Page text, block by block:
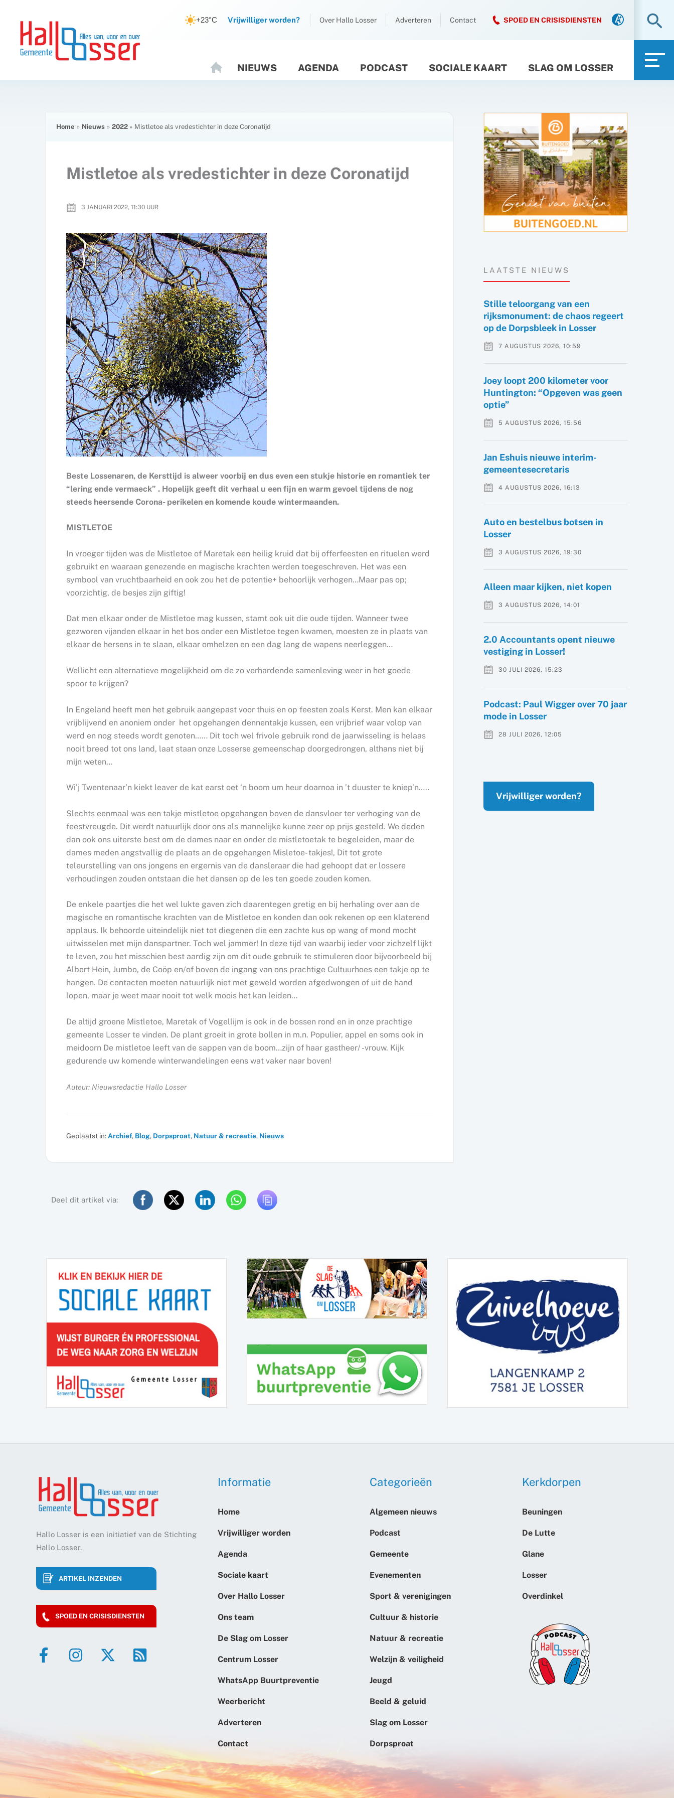
inhoud
inhoud
+23°C Vrijwilliger worden? Over Hallo Losser Adverteren Contact SPOED EN CRISISDIENSTEN
O
M
NIEUWS AGENDA PODCAST SOCIALE KAART SLAG OM LOSSER
Home Nieuws 2022 Mistletoe als vredestichter in deze Coronatijd
Mistletoe als vredestichter in deze Coronatijd
3 JANUARI 2022, 11:30 UUR
Beste Lossenaren, de Kersttijd is alweer voorbij en dus even een stukje historie en romantiek ter
“lering ende vermaeck” . Hopelijk geeft dit verhaal u een fijn en warm gevoel tijdens de nog
steeds heersende Corona- perikelen en komende koude wintermaanden.
MISTLETOE
In vroeger tijden was de Mistletoe of Maretak een heilig kruid dat bij offerfeesten en rituelen werd
gebruikt en waaraan genezende en magische krachten werden toegeschreven. Het was een
symbool van vruchtbaarheid en ook zou het de potentie+ behoorlijk verhogen…Maar pas op;
voorzichtig, de besjes zijn giftig!
Dat men elkaar onder de Mistletoe mag kussen, stamt ook uit die oude tijden. Wanneer twee
gezworen vijanden elkaar in het bos onder een Mistletoe tegen kwamen, moesten ze in plaats van
elkaar de hersens in te slaan, elkaar omhelzen en een dag lang de wapens neerleggen…
Wellicht een alternatieve mogelijkheid om de zo verhardende samenleving weer in het goede
spoor te krijgen?
In Engeland heeft men het gebruik aangepast voor thuis en op feesten zoals Kerst. Men kan elkaar
vrijblijvend en anoniem onder het opgehangen dennentakje kussen, een vrijbrief waar volop van
werd en nog steeds wordt genoten…… Dit toch wel frivole gebruik rond de jaarwisseling is helaas
nooit breed tot ons land, laat staan onze Losserse gemeenschap doorgedrongen, althans niet bij
mijn weten…
Wi’j Twentenaar’n kiekt leaver de kat earst oet ‘n boom um heur doarnoa in ’t duuster te kniep’n…..
Slechts eenmaal was een takje mistletoe opgehangen boven de dansvloer ter verhoging van de
feestvreugde. Dit werdt natuurlijk door ons als mannelijke kunne zeer op prijs gesteld. We deden
dan ook ons uiterste best om de dames naar en onder de mistletoetak te begeleiden, maar de
dames meden angstvallig de plaats an de opgehangen Misletoe- takjes!, Dit tot grote
teleurstelling van ons jongens en ergernis van de dansleraar die had gehoopt dat er lossere
verhoudingen zouden ontstaan die het dansen op de les ten goede zouden komen.
De enkele paartjes die het wel lukte gaven zich daarentegen gretig en bij herhaling over aan de
magische en romantische krachten van de Mistletoe en konden dan ook rekenen op een klaterend
applaus. Ik behoorde uiteindelijk niet tot diegenen die een zachte kus op wang of mond mocht
uitwisselen met mijn danspartner. Toch wel jammer! In deze tijd van waarbij ieder voor zichzelf lijkt
te leven, zou het misschien best aardig zijn om dit oude gebruik te stimuleren door bijvoorbeeld bij
Albert Hein, Jumbo, de Coöp en/of boven de ingang van ons prachtige Cultuurhoes een takje op te
hangen. De contacten moeten natuurlijk niet met geweld worden afgedwongen of uit de hand
lopen, maar je weet maar nooit tot welk moois het kan leiden…
De altijd groene Mistletoe, Maretak of Vogellijm is ook in de bossen rond en in onze prachtige
gemeente Losser te vinden. De plant groeit in grote bollen in m.n. Populier, appel en soms ook in
meidoorn De mistletoe leeft van de sappen van de boom…zijn of haar gastheer/ -vrouw. Kijk
gedurende uw komende winterwandelingen eens wat vaker naar boven!
Auteur: Nieuwsredactie Hallo Losser
Geplaatst in: Archief, Blog, Dorpsproat, Natuur & recreatie, Nieuws
Deel dit artikel via:
LAATSTE NIEUWS
Stille teloorgang van een
rijksmonument: de chaos regeert
op de Dorpsbleek in Losser
7 AUGUSTUS 2026, 10:59
Joey loopt 200 kilometer voor
Huntington: “Opgeven was geen
optie”
5 AUGUSTUS 2026, 15:56
Jan Eshuis nieuwe interim-
gemeentesecretaris
4 AUGUSTUS 2026, 16:13
Auto en bestelbus botsen in
Losser
3 AUGUSTUS 2026, 19:30
Alleen maar kijken, niet kopen
3 AUGUSTUS 2026, 14:01
2.0 Accountants opent nieuwe
vestiging in Losser!
30 JULI 2026, 15:23
Podcast: Paul Wigger over 70 jaar
mode in Losser
28 JULI 2026, 12:05
Vrijwilliger worden?
Hallo Losser is een initiatief van de Stichting
Hallo Losser.
ARTIKEL INZENDEN
SPOED EN CRISISDIENSTEN
Informatie
Home
Vrijwilliger worden
Agenda
Sociale kaart
Over Hallo Losser
Ons team
De Slag om Losser
Centrum Losser
WhatsApp Buurtpreventie
Weerbericht
Adverteren
Contact
Categorieën
Algemeen nieuws
Podcast
Gemeente
Evenementen
Sport & verenigingen
Cultuur & historie
Natuur & recreatie
Welzijn & veiligheid
Jeugd
Beeld & geluid
Slag om Losser
Dorpsproat
Kerkdorpen
Beuningen
De Lutte
Glane
Losser
Overdinkel